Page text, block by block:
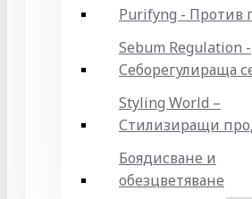
Purifyng - Против
Sebum Regulation -
Себорегулираща
Styling World –
Стилизиращи
Боядисване и
обезцветяване